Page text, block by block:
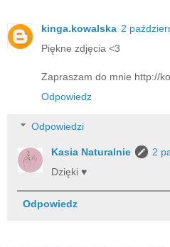
kinga.kowalska 2
Piękne zdjęcia <3
Zapraszam do mnie http://
Odpowiedz
Odpowiedzi
Kasia Naturalnie
2
Dzięki ♥
Odpowiedz